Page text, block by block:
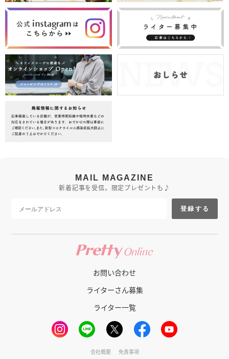
MAIL MAGAZINE
新着記事を受信。限定プレゼントも♪
登録する
お問い合わせ
ライターさん募集
ライター一覧
会社概要 免責事項